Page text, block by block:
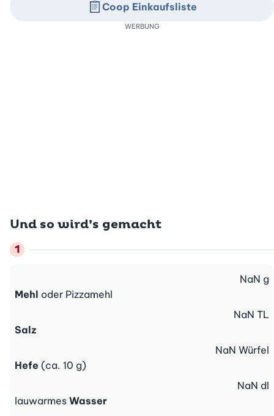
Und so wird’s gemacht
Mehl oder Pizzamehl
NaN g
Salz
NaN TL
Hefe (ca. 10 g)
NaN Würfel
lauwarmes Wasser
NaN dl
Coop Einkaufsliste
WERBUNG